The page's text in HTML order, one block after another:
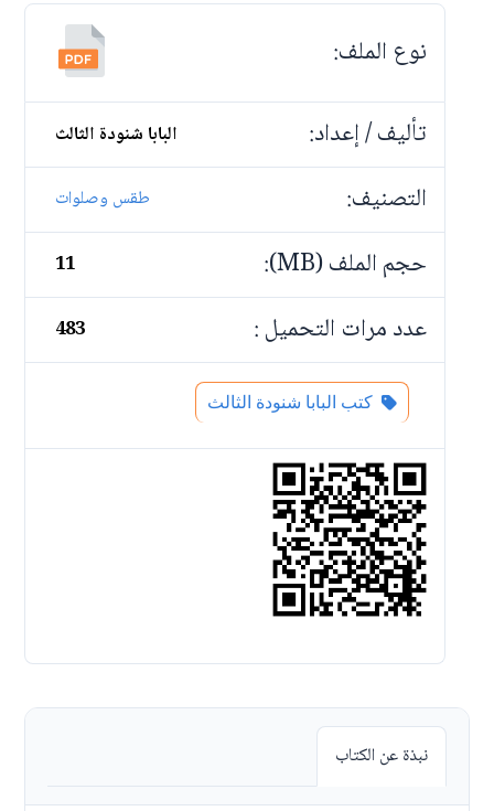
نوع الملف:
تأليف / إعداد:
البابا شنودة الثالث
التصنيف: طقس وصلوات
حجم الملف (MB): 11
عدد مرات التحميل : 483
كتب البابا شنودة الثالث
نبذة عن الكتاب